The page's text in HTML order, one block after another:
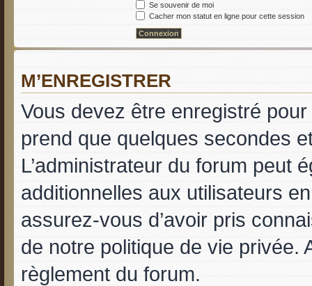
Se souvenir de moi
Cacher mon statut en ligne pour cette session
M’ENREGISTRER
Vous devez être enregistré
prend que quelques secondes
L’administrateur du forum peut
additionnelles aux utilisateurs
assurez-vous d’avoir pris
de notre politique de vie privée.
règlement du forum.